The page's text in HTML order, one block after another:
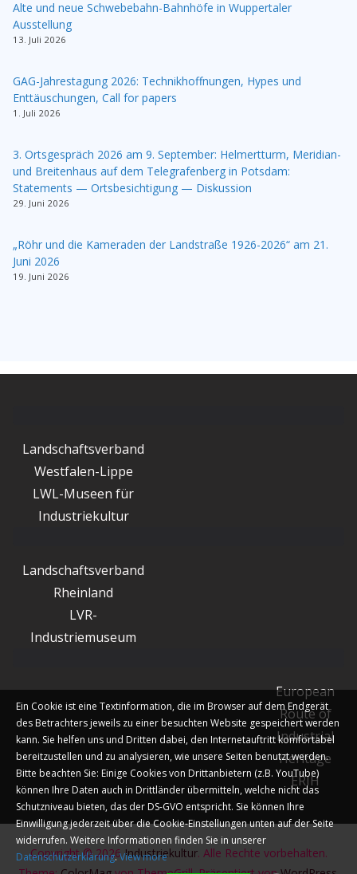
Alte und neue Schwebebahn-Bahnhöfe in Wuppertaler
Ausstellung
13. Juli 2026
GAG-Jahrestagung 2026: Technikhoffnungen, Hypes und
Enttäuschungen, Call for papers
1. Juli 2026
3. Ortsgespräch 2026 am 9. September: Helmertturm, Meridian-
und Breitenhaus auf dem Telegrafenberg in Potsdam:
Statements — Ortsbesichtigung — Diskussion
29. Juni 2026
„Röhr und die Kameraden der Landstraße 1926-2026“ am 21.
Juni 2026
19. Juni 2026
Landschaftsverband
Westfalen-Lippe
LWL-Museen für
Industriekultur
Landschaftsverband
Rheinland
LVR-
Industriemuseum
European
Route of
Industrial
Heritage
ERIH
Copyright © 2026Industriekultur. Alle Rechte vorbehalten.
Ein Cookie ist eine Textinformation, die im Browser auf dem Endgerät
des Betrachters jeweils zu einer besuchten Website gespeichert werden
kann. Sie helfen uns und Dritten dabei, den Internetauftritt komfortabel
bereitzustellen und zu analysieren, wie unsere Seiten benutzt werden.
Bitte beachten Sie: Einige Cookies von Drittanbietern (z.B. YouTube)
können Ihre Daten auch in Drittländer übermitteln, welche nicht das
Schutzniveau bieten, das der DS-GVO entspricht. Sie können Ihre
Einwilligung jederzeit über die Cookie-Einstellungen unten auf der Seite
widerrufen. Weitere Informationen finden Sie in unserer
Datenschutzerklärung.View more